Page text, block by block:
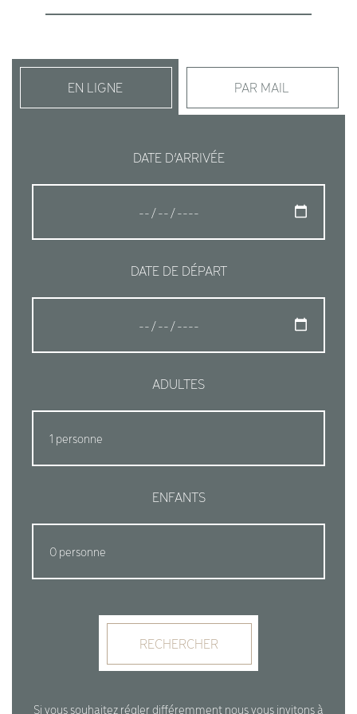
EN LIGNE PAR MAIL
DATE D’ARRIVÉE
DATE DE DÉPART
ADULTES
ENFANTS
RECHERCHER
Si vous souhaitez régler différemment nous vous invitons à